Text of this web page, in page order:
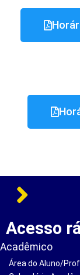
Acesso
Acadêmico
Área do Aluno/